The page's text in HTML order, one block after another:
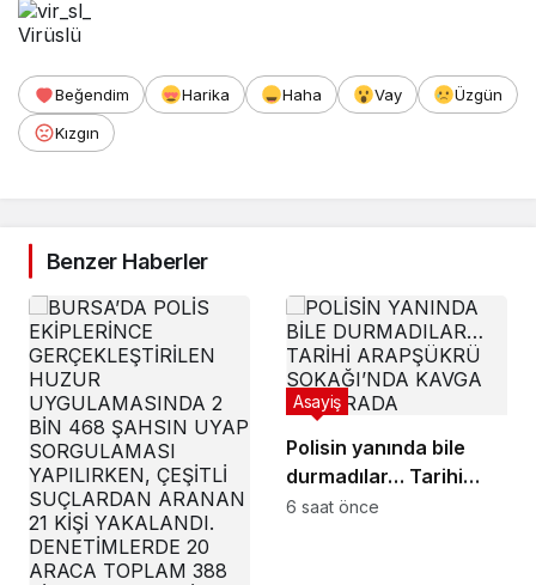
Virüslü
Beğendim Harika Haha Vay
Üzgün
Kızgın
Benzer Haberler
Polisin yanında bile
durmadılar… Tarihi
Arapşükrü Sokağı’nda
Asayiş
6 saat önce